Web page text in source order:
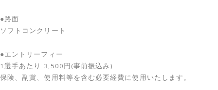
●路面
ソフトコンクリート
●エントリーフィー
1選手あたり 3,500円(事前振込み)
保険、副賞、使用料等を含む必要経費に使用いたします。